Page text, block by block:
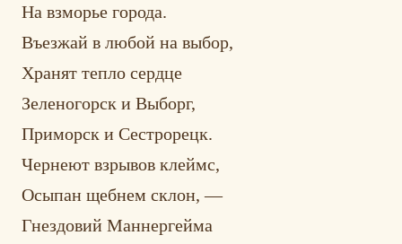
На взморье города.
Въезжай в любой на выбор,
Хранят тепло сердце
Зеленогорск и Выборг,
Приморск и Сестрорецк.
Чернеют взрывов клеймс,
Осыпан щебнем склон, —
Гнездовий Маннергейма